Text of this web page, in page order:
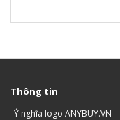
Thông tin
Ý nghĩa logo ANYBUY.VN